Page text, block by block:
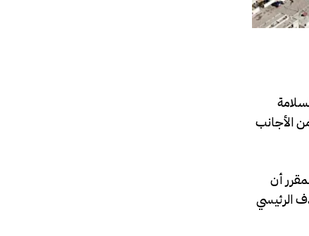
الأجانب
أن
الرئيسي